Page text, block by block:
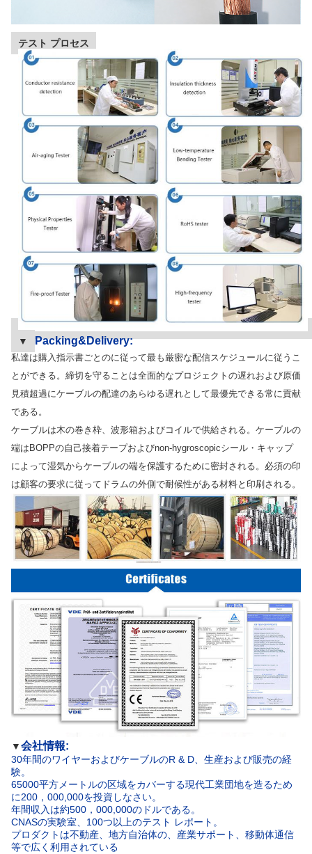
テスト プロセス
▼ Packing&Delivery:
私達は購入指示書ごとのに従って最も厳密な配信スケジュールに従うこ
とができる。締切を守ることは全面的なプロジェクトの遅れおよび原価
見積超過にケーブルの配達のあらゆる遅れとして最優先できる常に貢献
である。
ケーブルは木の巻き枠、波形箱およびコイルで供給される。ケーブルの
端はBOPPの自己接着テープおよびnon-hygroscopicシール・キャップ
によって湿気からケーブルの端を保護するために密封される。必須の印
は顧客の要求に従ってドラムの外側で耐候性がある材料と印刷される。
▼会社情報:
30年間のワイヤーおよびケーブルのR & D、生産および販売の経
験。
65000平方メートルの区域をカバーする現代工業団地を造るため
に200，000,000を投資しなさい。
年間収入は約500，000,000のドルである。
CNASの実験室、100つ以上のテスト レポート。
プロダクトは不動産、地方自治体の、産業サポート、移動体通信
等で広く利用されている